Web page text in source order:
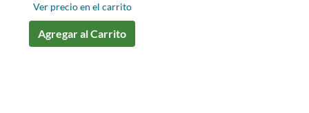
Ver precio en el carrito
Agregar al Carrito